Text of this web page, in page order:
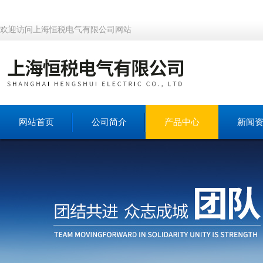
欢迎访问上海恒税电气有限公司网站
网站首页 公司简介 产品中心 新闻